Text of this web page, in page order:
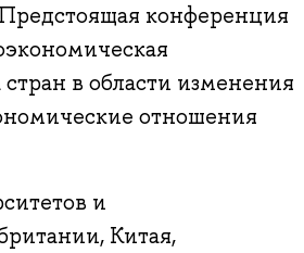
конференция
в области изменения
отношения
и
Китая,